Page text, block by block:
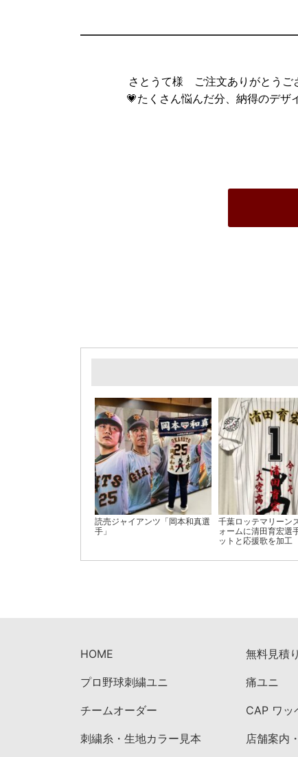
さとうて様 ご注文ありがとうご
💗たくさん悩んだ分、納得のデザ
読売ジャイアンツ「岡本和真選
手」
千葉ロッテマリーン
ォームに清田育宏選
ットと応援歌を加工
HOME 無料見積
プロ野球刺繍ユニ 痛ユニ
チームオーダー CAP ワッ
刺繍糸・生地カラー見本 店舗案内